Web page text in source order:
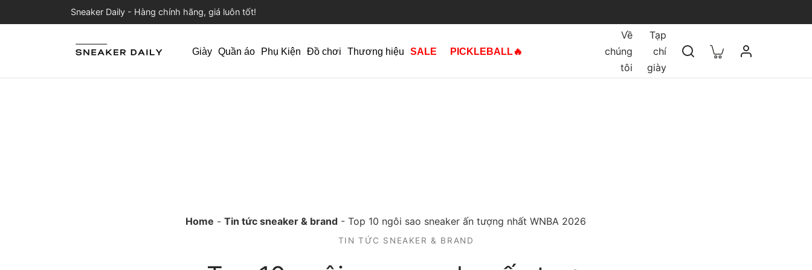
Sneaker Daily - Hàng chính hãng, giá luôn tốt!
Giày Quần áo Phụ Kiện Đồ chơi Thương hiệu SALE PICKLEBALL🔥
Về
chúng
tôi
Tạp
chí
giày
Home - Tin tức sneaker & brand - Top 10 ngôi sao sneaker ấn tượng nhất WNBA 2026
TIN TỨC SNEAKER & BRAND